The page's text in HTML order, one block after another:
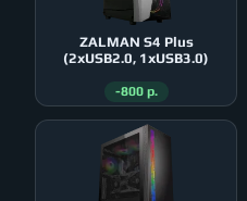
ZALMAN S4 Plus
(2xUSB2.0, 1xUSB3.0)
-800 р.